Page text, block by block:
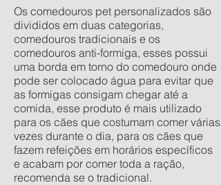
Os comedouros pet personalizados são
divididos em duas categorias,
comedouros tradicionais e os
comedouros anti-formiga, esses possui
uma borda em torno do comedouro onde
pode ser colocado água para evitar que
as formigas consigam chegar até a
comida, esse produto é mais utilizado
para os cães que costumam comer várias
vezes durante o dia, para os cães que
fazem refeições em horários específicos
e acabam por comer toda a ração,
recomenda se o tradicional.